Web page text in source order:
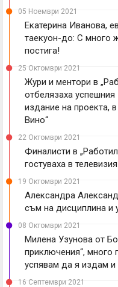
05 Ноември 2021
Екатерина Иванова,
таекуон-до: С много
постига!
25 Октомври 2021
Жури и ментори в
отбелязаха
издание на проекта,
Вино“
22 Октомври 2021
Финалисти в
гостуваха в
19 Октомври 2021
Александра
съм на дисциплина и
08 Октомври 2021
Милена Узунова от
приключения“, много
успявам да я издам и
16 Септември 2021